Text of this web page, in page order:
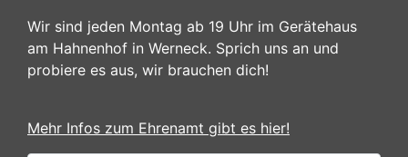
Wir sind jeden Montag ab 19 Uhr im Gerätehaus
am Hahnenhof in Werneck. Sprich uns an und
probiere es aus, wir brauchen dich!
Mehr Infos zum Ehrenamt gibt es hier!